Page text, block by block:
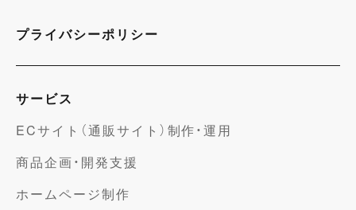
プライバシーポリシー
サービス
ECサイト（通販サイト）制作・運用
商品企画・開発支援
ホームページ制作